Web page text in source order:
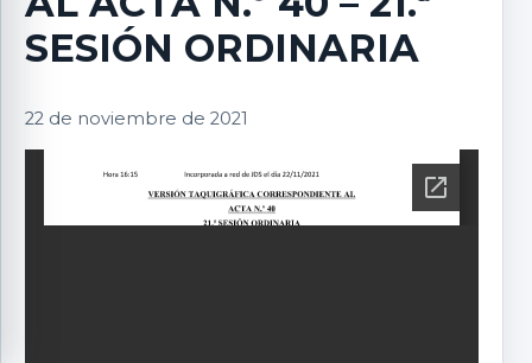
SESIÓN ORDINARIA
22 de noviembre de 2021